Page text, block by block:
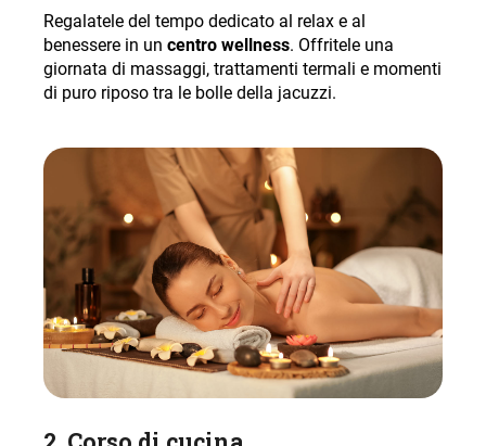
Regalatele del tempo dedicato al relax e al
benessere in un centro wellness. Offritele una
giornata di massaggi, trattamenti termali e momenti
di puro riposo tra le bolle della jacuzzi.